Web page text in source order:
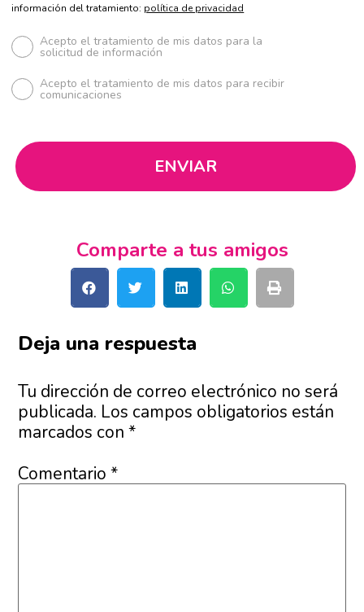
información del tratamiento: política de privacidad
Acepto el tratamiento de mis datos para la
solicitud de información
Acepto el tratamiento de mis datos para recibir
comunicaciones
Comparte a tus amigos
Deja una respuesta
Tu dirección de correo electrónico no será
publicada. Los campos obligatorios están
marcados con*
Comentario*